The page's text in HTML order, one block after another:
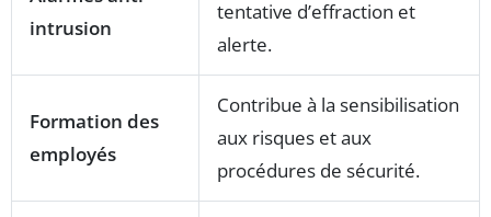
intrusion
tentative d’effraction et
alerte.
Formation des
employés
Contribue à la sensibilisation
aux risques et aux
procédures de sécurité.